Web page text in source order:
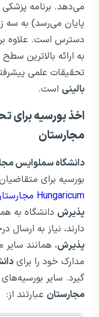
پایان می‌رسد) به سه
دسترس است. علاوه
به ارائه بالاترین
تحقیقات علمی
بالینی است.
اخذ بورسیه برای
مجارستان
دانشگاه سملوایس
بورسیه برای
Hungaricum مجارستان
پذیرش دانشگاه به
دارند، نیاز به
پذیرش، همانند سایر
مدارک خود را برای
گیرد. سایر
مجارستان عبارتند از: